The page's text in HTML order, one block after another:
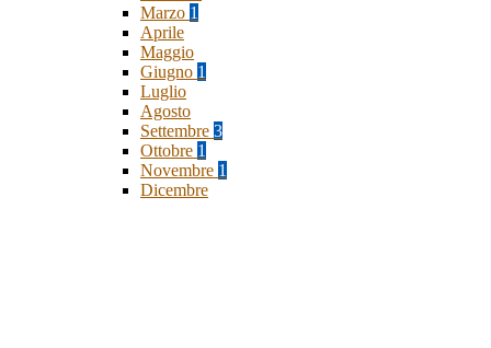
Marzo 1
Aprile
Maggio
Giugno 1
Luglio
Agosto
Settembre 3
Ottobre 1
Novembre 1
Dicembre